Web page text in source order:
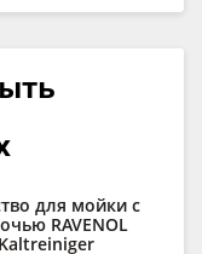
для мойки с
RAVENOL
Kaltreiniger